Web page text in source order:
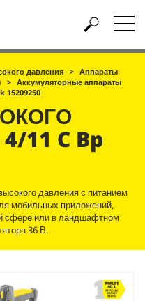
давления
Аппараты
Аккумуляторные аппараты
15209250
4/11 C Bp
давления с питанием
мобильных приложений,
сфере или в ландшафтном
36 В.